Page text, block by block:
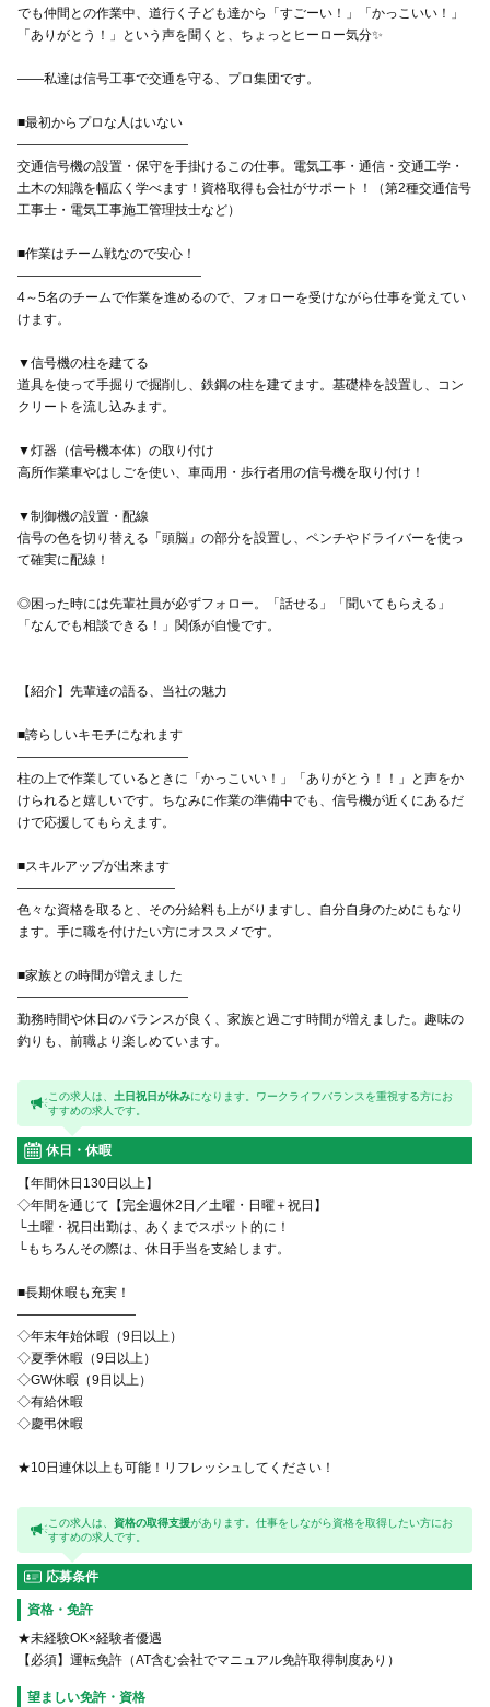
でも仲間との作業中、道行く子ども達から「すごーい！」「かっこいい！」
「ありがとう！」という声を聞くと、ちょっとヒーロー気分✨
――私達は信号工事で交通を守る、プロ集団です。
■最初からプロな人はいない
―――――――――――――
交通信号機の設置・保守を手掛けるこの仕事。電気工事・通信・交通工学・
土木の知識を幅広く学べます！資格取得も会社がサポート！（第2種交通信号
工事士・電気工事施工管理技士など）
■作業はチーム戦なので安心！
――――――――――――――
4～5名のチームで作業を進めるので、フォローを受けながら仕事を覚えてい
けます。
▼信号機の柱を建てる
道具を使って手掘りで掘削し、鉄鋼の柱を建てます。基礎枠を設置し、コン
クリートを流し込みます。
▼灯器（信号機本体）の取り付け
高所作業車やはしごを使い、車両用・歩行者用の信号機を取り付け！
▼制御機の設置・配線
信号の色を切り替える「頭脳」の部分を設置し、ペンチやドライバーを使っ
て確実に配線！
◎困った時には先輩社員が必ずフォロー。「話せる」「聞いてもらえる」
「なんでも相談できる！」関係が自慢です。
【紹介】先輩達の語る、当社の魅力
■誇らしいキモチになれます
―――――――――――――
柱の上で作業しているときに「かっこいい！」「ありがとう！！」と声をか
けられると嬉しいです。ちなみに作業の準備中でも、信号機が近くにあるだ
けで応援してもらえます。
■スキルアップが出来ます
――――――――――――
色々な資格を取ると、その分給料も上がりますし、自分自身のためにもなり
ます。手に職を付けたい方にオススメです。
■家族との時間が増えました
―――――――――――――
勤務時間や休日のバランスが良く、家族と過ごす時間が増えました。趣味の
釣りも、前職より楽しめています。
この求人は、 土日祝日が休みになります。ワークライフバランスを重視する方にお
すすめの求人です。
休日・休暇
【年間休日130日以上】
◇年間を通じて【完全週休2日／土曜・日曜＋祝日】
└土曜・祝日出勤は、あくまでスポット的に！
└もちろんその際は、休日手当を支給します。
■長期休暇も充実！
―――――――――
◇年末年始休暇（9日以上）
◇夏季休暇（9日以上）
◇GW休暇（9日以上）
◇有給休暇
◇慶弔休暇
★10日連休以上も可能！リフレッシュしてください！
この求人は、資格の取得支援があります。仕事をしながら資格を取得したい方にお
すすめの求人です。
応募条件
資格・免許
★未経験OK×経験者優遇
【必須】運転免許（AT含む会社でマニュアル免許取得制度あり）
望ましい免許・資格